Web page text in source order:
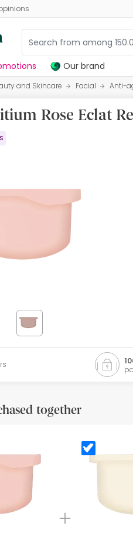
Our brand
and Skincare Facial Anti-
Rose Eclat
together